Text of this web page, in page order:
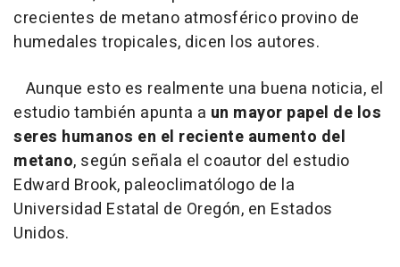
crecientes de metano atmosférico provino de
humedales tropicales, dicen los autores.
Aunque esto es realmente una buena noticia, el
estudio también apunta a un mayor papel de los
seres humanos en el reciente aumento del
metano, según señala el coautor del estudio
Edward Brook, paleoclimatólogo de la
Universidad Estatal de Oregón, en Estados
Unidos.